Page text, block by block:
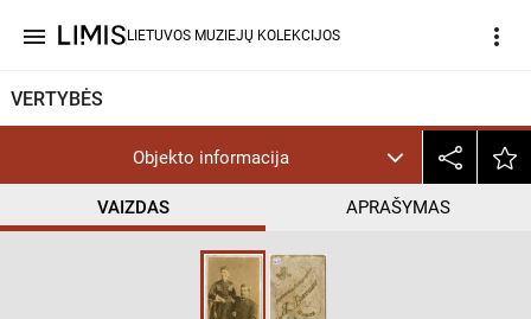
menu LIETUVOS MUZIEJŲ KOLEKCIJOS more_vert
VERTYBĖS
Objekto informacija
VAIZDAS APRAŠYMAS